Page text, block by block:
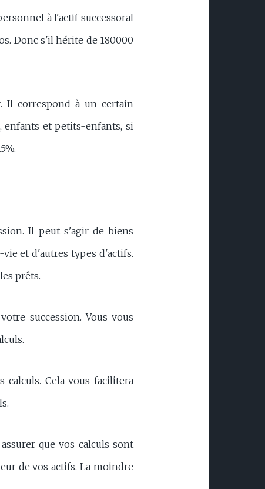
à l'actif successoral
Donc s'il hérite de 180000
correspond à un certain
enfants et petits-enfants, si
Il peut s'agir de biens
et d'autres types d'actifs.
prêts.
succession. Vous vous
Cela vous facilitera
que vos calculs sont
de vos actifs. La moindre